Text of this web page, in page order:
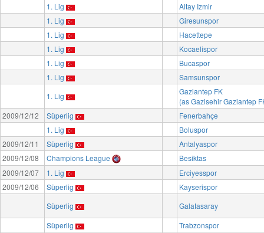
1. Lig
Altay Izmir
1. Lig
Giresunspor
1. Lig
Hacettepe
1. Lig
Kocaelispor
1. Lig
Bucaspor
1. Lig
Samsunspor
1. Lig
Gaziantep FK
(as Gazisehir Gaziantep
2009/12/12
Süperlig
Fenerbahçe
1. Lig
Boluspor
2009/12/11
Süperlig
Antalyaspor
2009/12/08
Champions League
Besiktas
2009/12/07
1. Lig
Erciyesspor
2009/12/06
Süperlig
Kayserispor
Süperlig
Galatasaray
Süperlig
Trabzonspor